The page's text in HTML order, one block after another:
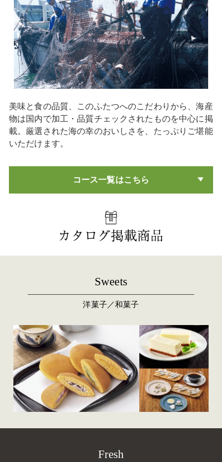
美味と食の品質、このふたつへのこだわりから、海産
物は国内で加工・品質チェックされたものを中心に掲
載。厳選された海の幸のおいしさを、たっぷりご堪能
いただけます。
コース一覧はこちら
Sweets
洋菓子／和菓子
Fresh